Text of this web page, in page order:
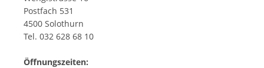
Postfach 531
4500 Solothurn
Tel. 032 628 68 10
Öffnungszeiten: